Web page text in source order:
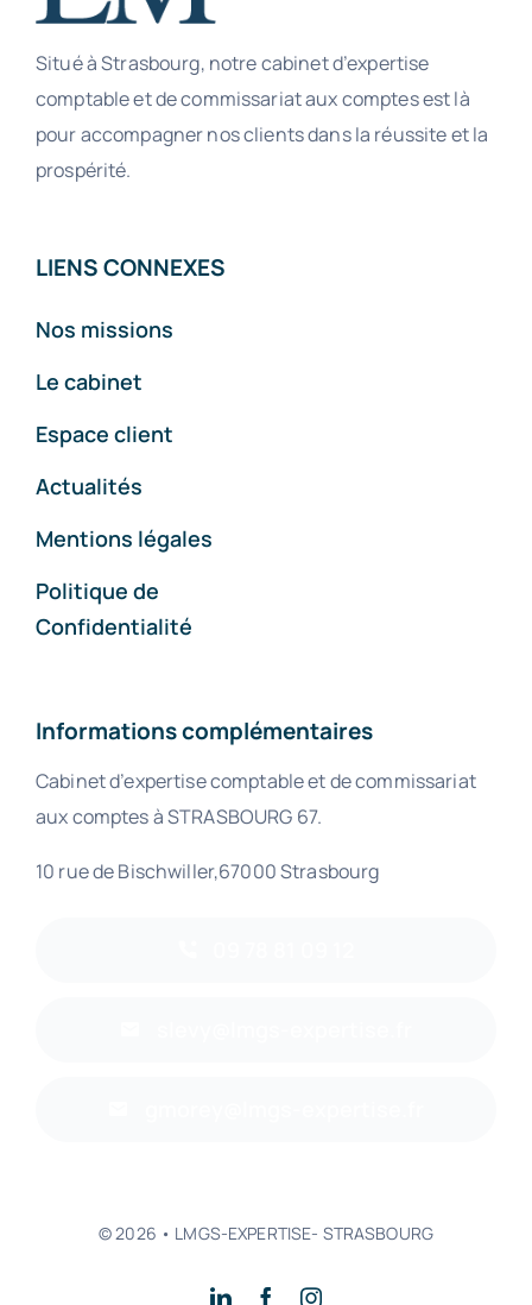
Situé à Strasbourg, notre cabinet d’expertise
comptable et de commissariat aux comptes est là
pour accompagner nos clients dans la réussite et la
prospérité.
LIENS CONNEXES
Nos missions
Le cabinet
Espace client
Actualités
Mentions légales
Politique de
Confidentialité
Informations complémentaires
Cabinet d’expertise comptable et de commissariat
aux comptes à STRASBOURG 67.
10 rue de Bischwiller,67000 Strasbourg
© 2026 • LMGS-EXPERTISE- STRASBOURG